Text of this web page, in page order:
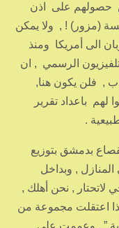
حصولهم على اذن
(مزور) ! , ولا يمكن
الى أمريكا ومنذ
الرسمي , ان
, فلن يكون هنا,
لهم باعداد تقرير
.
بدمشق بتوزيع
, وبداخل
, نحن أهلك ,
اعتقلت مجموعة من
” , وعممت على